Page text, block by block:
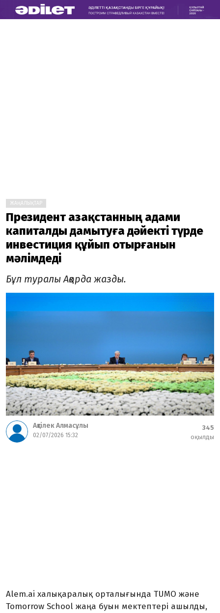
ЖАҢАЛЫҚТАР
Президент Қазақстанның адами
капиталды дамытуға дәйекті түрде
инвестиция құйып отырғанын
мәлімдеді
Бұл туралы Ақорда жазды.
Ақтілек Алмасұлы
02/07/2026 15:32
345
оқылды
Alem.ai халықаралық орталығында TUMO және
Tomorrow School жаңа буын мектептері ашылды,